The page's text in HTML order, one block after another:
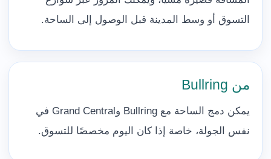
التسوق أو وسط المدينة قبل الوصول إلى الساحة.
من Bullring
يمكن دمج الساحة مع Bullring وGrand Central في
نفس الجولة، خاصة إذا كان اليوم مخصصًا للتسوق.